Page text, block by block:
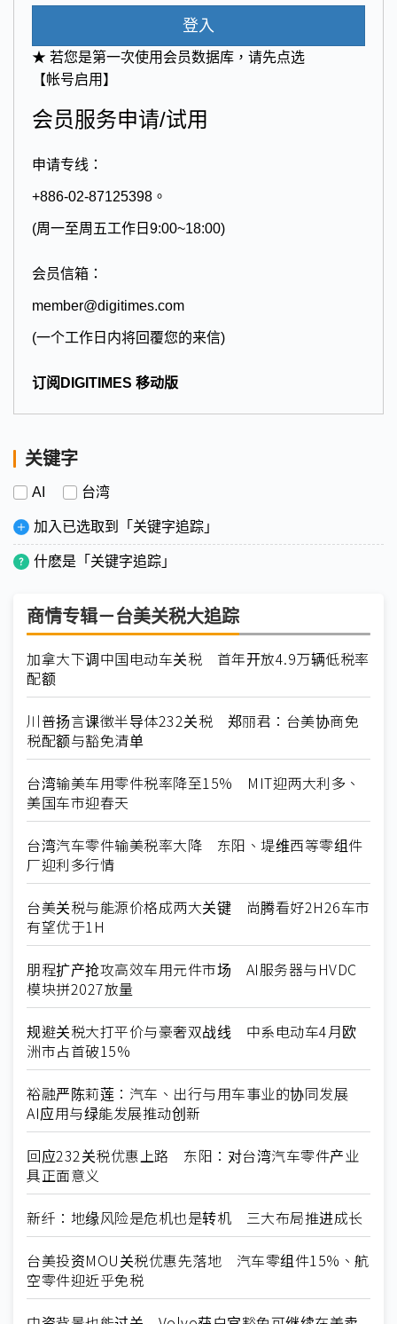
登入
★ 若您是第一次使用会员数据库，请先点选
【帐号启用】
会员服务申请/试用
申请专线：
+886-02-87125398。
(周一至周五工作日9:00~18:00)
会员信箱：
member@digitimes.com
(一个工作日内将回覆您的来信)
订阅DIGITIMES 移动版
关键字
AI 台湾
加入已选取到「关键字追踪」
什麽是「关键字追踪」
商情专辑－台美关税大追踪
加拿大下调中国电动车关税 首年开放4.9万辆低税率
配额
川普扬言课徵半导体232关税 郑丽君：台美协商免
税配额与豁免清单
台湾输美车用零件税率降至15% MIT迎两大利多、
美国车市迎春天
台湾汽车零件输美税率大降 东阳、堤维西等零组件
厂迎利多行情
台美关税与能源价格成两大关键 尚腾看好2H26车市
有望优于1H
朋程扩产抢攻高效车用元件市场 AI服务器与HVDC
模块拼2027放量
规避关税大打平价与豪奢双战线 中系电动车4月欧
洲市占首破15%
裕融严陈莉莲：汽车、出行与用车事业的协同发展
AI应用与绿能发展推动创新
回应232关税优惠上路 东阳：对台湾汽车零件产业
具正面意义
新纤：地缘风险是危机也是转机 三大布局推进成长
台美投资MOU关税优惠先落地 汽车零组件15%、航
空零件迎近乎免税